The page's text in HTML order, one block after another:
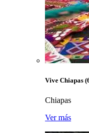
Vive Chiapas
Chiapas
Ver más